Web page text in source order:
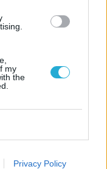
my
the
Privacy Policy